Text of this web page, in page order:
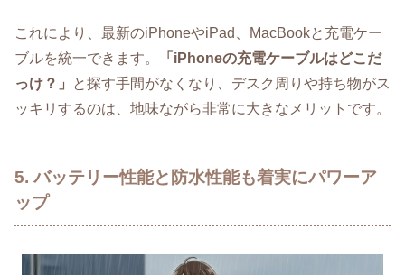
これにより、最新のiPhoneやiPad、MacBookと充電ケー
ブルを統一できます。
「iPhoneの充電ケーブルはどこだ
っけ？」
と探す手間がなくなり、デスク周りや持ち物がス
ッキリするのは、地味ながら非常に大きなメリットです。
5. バッテリー性能と防水性能も着実にパワーア
ップ